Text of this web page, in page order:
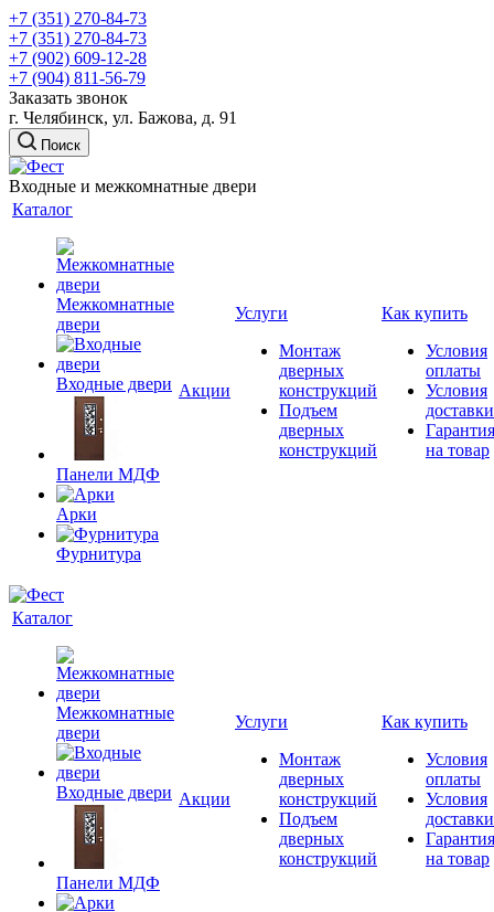
+7 (351) 270-84-73
+7 (351) 270-84-73
+7 (902) 609-12-28
+7 (904) 811-56-79
Заказать звонок
г. Челябинск, ул. Бажова, д. 91
Поиск
Входные и межкомнатные двери
Каталог
Межкомнатные
двери
Входные двери
Панели МДФ
Арки
Фурнитура
Акции
Услуги
Монтаж
дверных
конструкций
Подъем
дверных
конструкций
Как купить
Условия
оплаты
Условия
доставки
Гарантия
на товар
Каталог
Межкомнатные
двери
Входные двери
Панели МДФ
Акции
Услуги
Монтаж
дверных
конструкций
Подъем
дверных
конструкций
Как купить
Условия
оплаты
Условия
доставки
Гарантия
на товар